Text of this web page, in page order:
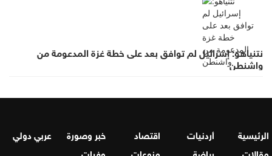
نتنياهو: إسرائيل لم توافق بعد على خطة غزة المدعومة من
واشنطن
الرئيسية أردنيات اقتصاد خبر وصورة
عربي دولي